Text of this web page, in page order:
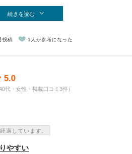
続きを読む
投稿 1人が参考になった
5.0
代・女性・掲載口コミ3件）
過しています。
やすい